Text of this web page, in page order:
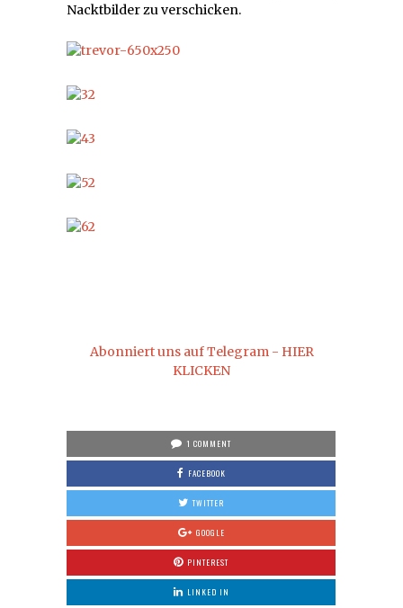
Nacktbilder zu verschicken.
Abonniert uns auf Telegram - HIER
KLICKEN
1 COMMENT
FACEBOOK
TWITTER
GOOGLE
PINTEREST
LINKED IN